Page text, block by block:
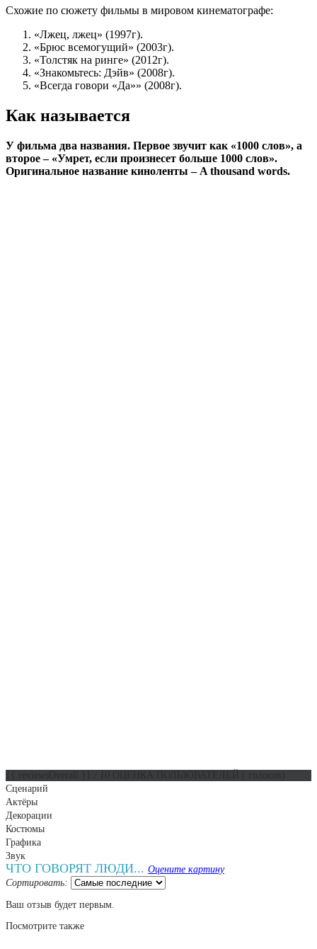
Схожие по сюжету фильмы в мировом кинематографе:
«Лжец, лжец» (1997г).
«Брюс всемогущий» (2003г).
«Толстяк на ринге» (2012г).
«Знакомьтесь: Дэйв» (2008г).
«Всегда говори «Да»» (2008г).
Как называется
У фильма два названия. Первое звучит как «1000 слов», а
второе – «Умрет, если произнесет больше 1000 слов».
Оригинальное название киноленты – A thousand words.
Сценарий
Актёры
Декорации
Костюмы
Графика
Звук
ЧТО ГОВОРЯТ ЛЮДИ... Оцените картину
Сортировать:
Ваш отзыв будет первым.
Посмотрите также